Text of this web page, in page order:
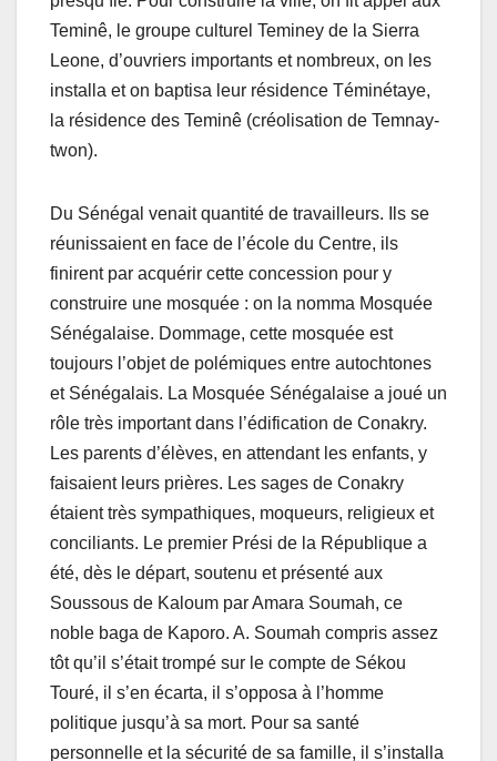
Teminê, le groupe culturel Teminey de la Sierra
Leone, d’ouvriers importants et nombreux, on les
installa et on baptisa leur résidence Téminétaye,
la résidence des Teminê (créolisation de Temnay-
twon).
Du Sénégal venait quantité de travailleurs. Ils se
réunissaient en face de l’école du Centre, ils
finirent par acquérir cette concession pour y
construire une mosquée : on la nomma Mosquée
Sénégalaise. Dommage, cette mosquée est
toujours l’objet de polémiques entre autochtones
et Sénégalais. La Mosquée Sénégalaise a joué un
rôle très important dans l’édification de Conakry.
Les parents d’élèves, en attendant les enfants, y
faisaient leurs prières. Les sages de Conakry
étaient très sympathiques, moqueurs, religieux et
conciliants. Le premier Prési de la République a
été, dès le départ, soutenu et présenté aux
Soussous de Kaloum par Amara Soumah, ce
noble baga de Kaporo. A. Soumah compris assez
tôt qu’il s’était trompé sur le compte de Sékou
Touré, il s’en écarta, il s’opposa à l’homme
politique jusqu’à sa mort. Pour sa santé
personnelle et la sécurité de sa famille, il s’installa